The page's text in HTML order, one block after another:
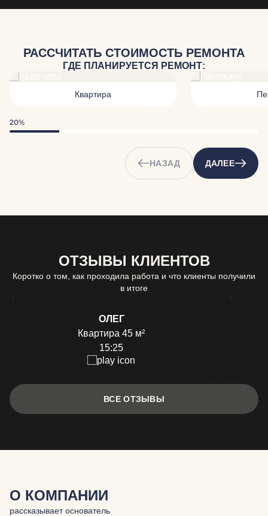
РАССЧИТАТЬ СТОИМОСТЬ РЕМОНТА
ГДЕ ПЛАНИРУЕТСЯ РЕМОНТ:
Квартира
20%
НАЗАД ДАЛЕЕ
ОТЗЫВЫ КЛИЕНТОВ
Коротко о том, как проходила работа и что клиенты получили
в итоге
ОЛЕГ
Квартира 45 м²
15:25
ВСЕ ОТЗЫВЫ
О КОМПАНИИ
рассказывает основатель